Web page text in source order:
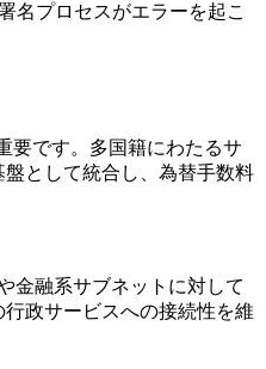
名プロセスがエラーを起こ
要です。多国籍にわたるサ
として統合し、為替手数料
金融系サブネットに対して
政サービスへの接続性を維